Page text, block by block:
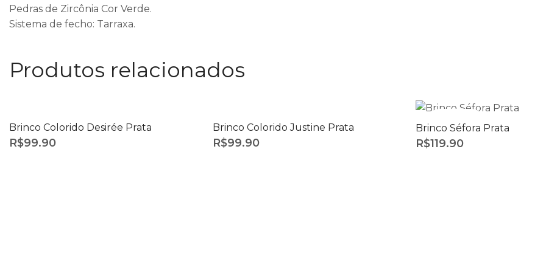
Pedras de Zircônia Cor Verde.
Sistema de fecho: Tarraxa.
Produtos relacionados
Brinco Colorido Desirée Prata
R$99.90
ESGOTADO
Brinco Colorido Justine Prata
R$99.90
ESGOTADO
Brinco Séfora Prata
R$119.90